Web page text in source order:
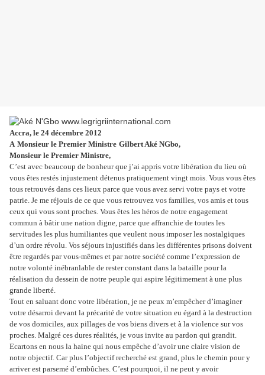
Accra, le 24 décembre 2012
A Monsieur le Premier Ministre Gilbert Aké NGbo,
Monsieur le Premier Ministre,
C’est avec beaucoup de bonheur que j’ai appris votre libération du lieu où
vous êtes restés injustement détenus pratiquement vingt mois. Vous vous êtes
tous retrouvés dans ces lieux parce que vous avez servi votre pays et votre
patrie. Je me réjouis de ce que vous retrouvez vos familles, vos amis et tous
ceux qui vous sont proches. Vous êtes les héros de notre engagement
commun à bâtir une nation digne, parce que affranchie de toutes les
servitudes les plus humiliantes que veulent nous imposer les nostalgiques
d’un ordre révolu. Vos séjours injustifiés dans les différentes prisons doivent
être regardés par vous-mêmes et par notre société comme l’expression de
notre volonté inébranlable de rester constant dans la bataille pour la
réalisation du dessein de notre peuple qui aspire légitimement à une plus
grande liberté.
Tout en saluant donc votre libération, je ne peux m’empêcher d’imaginer
votre désarroi devant la précarité de votre situation eu égard à la destruction
de vos domiciles, aux pillages de vos biens divers et à la violence sur vos
proches. Malgré ces dures réalités, je vous invite au pardon qui grandit.
Ecartons en nous la haine qui nous empêche d’avoir une claire vision de
notre objectif. Car plus l’objectif recherché est grand, plus le chemin pour y
arriver est parsemé d’embûches. C’est pourquoi, il ne peut y avoir